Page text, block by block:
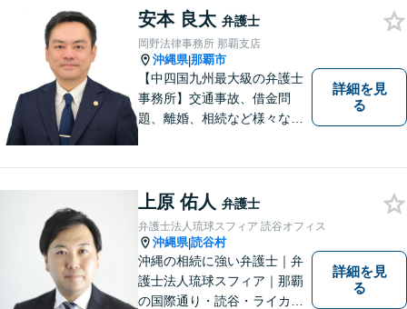
安本 良太 弁護士
岡野法律事務所 那覇支店
沖縄県|那覇市
【中四国九州最大級の弁護士
事務所】交通事故、借金問
題、離婚、相続など様々な問
い！
詳細を見
る
上原 佑人 弁護士
弁護士法人琉球スフィア 読谷オフィス
沖縄県|読谷村
沖縄の相続に強い弁護士｜弁
護士法人琉球スフィア｜那覇
の国際通り・読谷・ライカム
詳細を見
る